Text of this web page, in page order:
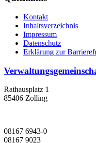
Kontakt
Inhaltsverzeichnis
Impressum
Datenschutz
Erklärung zur
Rathausplatz 1
85406 Zolling
08167 6943-0
08167 9023